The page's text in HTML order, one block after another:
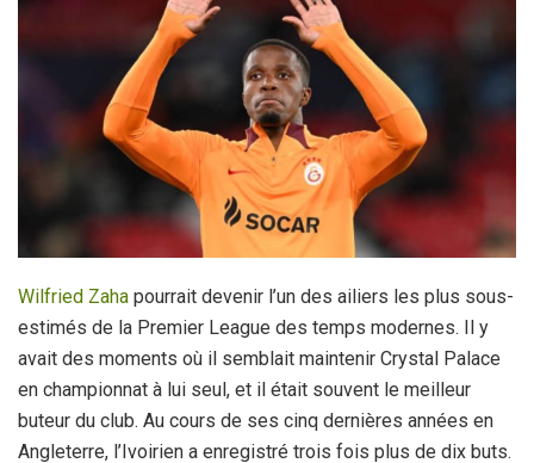
Wilfried Zaha pourrait devenir l’un des ailiers les plus sous-
estimés de la Premier League des temps modernes. Il y
avait des moments où il semblait maintenir Crystal Palace
en championnat à lui seul, et il était souvent le meilleur
buteur du club. Au cours de ses cinq dernières années en
Angleterre, l’Ivoirien a enregistré trois fois plus de dix buts.